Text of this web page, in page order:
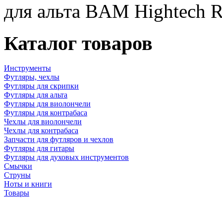
для альта BAM Hightech
Каталог товаров
Инструменты
Футляры, чехлы
Футляры для скрипки
Футляры для альта
Футляры для виолончели
Футляры для контрабаса
Чехлы для виолончели
Чехлы для контрабаса
Запчасти для футляров и чехлов
Футляры для гитары
Футляры для духовых инструментов
Смычки
Струны
Ноты и книги
Товары